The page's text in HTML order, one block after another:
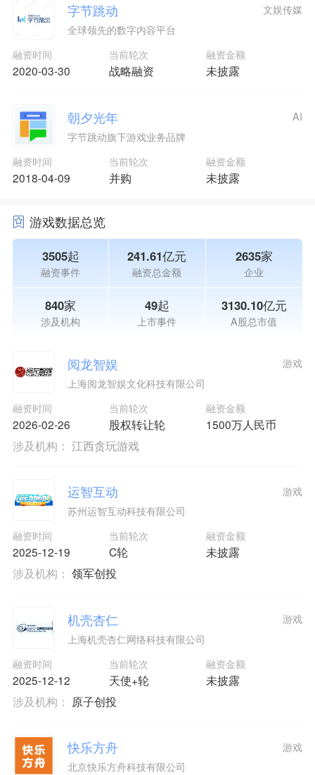
字节跳动
全球领先的数字内容平台
文娱传媒
融资时间
2020-03-30
当前轮次
战略融资
融资金额
未披露
朝夕光年
字节跳动旗下游戏业务品牌
AI
融资时间
2018-04-09
当前轮次
并购
融资金额
未披露
游戏数据总览
3505起
融资事件
241.61亿元
融资总金额
2635家
企业
840家
涉及机构
49起
上市事件
3130.10亿元
A股总市值
阅龙智娱
上海阅龙智娱文化科技有限公司
融资时间
2026-02-26
当前轮次
股权转让轮
融资金额
1500万人民币
游戏
涉及机构： 江西贪玩游戏
运智互动
苏州运智互动科技有限公司
融资时间
2025-12-19
当前轮次
C轮
融资金额
未披露
游戏
涉及机构： 领军创投
机壳杏仁
上海机壳杏仁网络科技有限公司
融资时间
2025-12-12
当前轮次
天使+轮
融资金额
未披露
游戏
涉及机构： 原子创投
快乐方舟
北京快乐方舟科技有限公司
游戏